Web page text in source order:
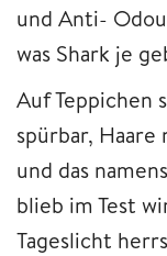
und Anti-
was Shark je
Auf Teppichen
spürbar,
und das
blieb im Test
Tageslicht